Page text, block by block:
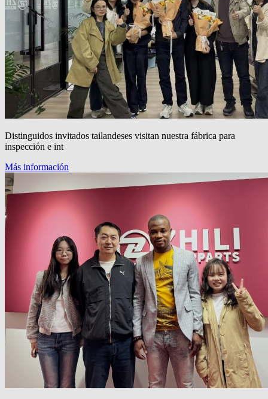
Distinguidos invitados tailandeses visitan nuestra fábrica para
inspección e int
Más información